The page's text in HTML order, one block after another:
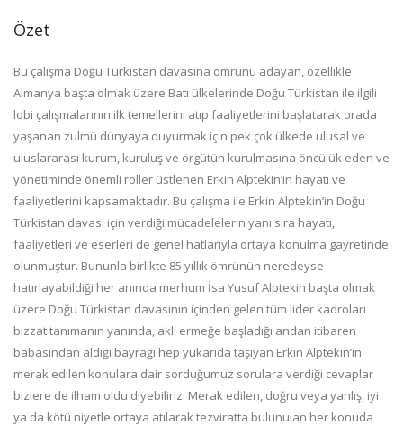
Özet
Bu çalışma Doğu Türkistan davasına ömrünü adayan, özellikle
Almanya başta olmak üzere Batı ülkelerinde Doğu Türkistan ile ilgili
lobi çalışmalarının ilk temellerini atıp faaliyetlerini başlatarak orada
yaşanan zulmü dünyaya duyurmak için pek çok ülkede ulusal ve
uluslararası kurum, kuruluş ve örgütün kurulmasına öncülük eden ve
yönetiminde önemli roller üstlenen Erkin Alptekin’in hayatı ve
faaliyetlerini kapsamaktadır. Bu çalışma ile Erkin Alptekin’in Doğu
Türkistan davası için verdiği mücadelelerin yanı sıra hayatı,
faaliyetleri ve eserleri de genel hatlarıyla ortaya konulma gayretinde
olunmuştur. Bununla birlikte 85 yıllık ömrünün neredeyse
hatırlayabildiği her anında merhum İsa Yusuf Alptekin başta olmak
üzere Doğu Türkistan davasının içinden gelen tüm lider kadroları
bizzat tanımanın yanında, aklı ermeğe başladığı andan itibaren
babasından aldığı bayrağı hep yukarıda taşıyan Erkin Alptekin’in
merak edilen konulara dair sorduğumuz sorulara verdiği cevaplar
bizlere de ilham oldu diyebiliriz. Merak edilen, doğru veya yanlış, iyi
ya da kötü niyetle ortaya atılarak tezviratta bulunulan her konuda